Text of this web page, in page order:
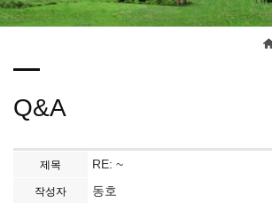
Q&A
제목 RE: ~
작성자 동호